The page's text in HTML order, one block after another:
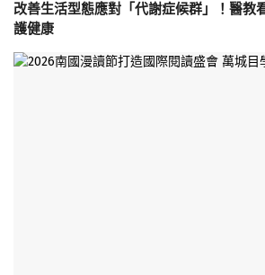
改善生活型態應對「代謝症候群」！醫教
護健康